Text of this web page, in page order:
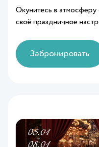
Окунитесь в
своё праздничное
Забронировать